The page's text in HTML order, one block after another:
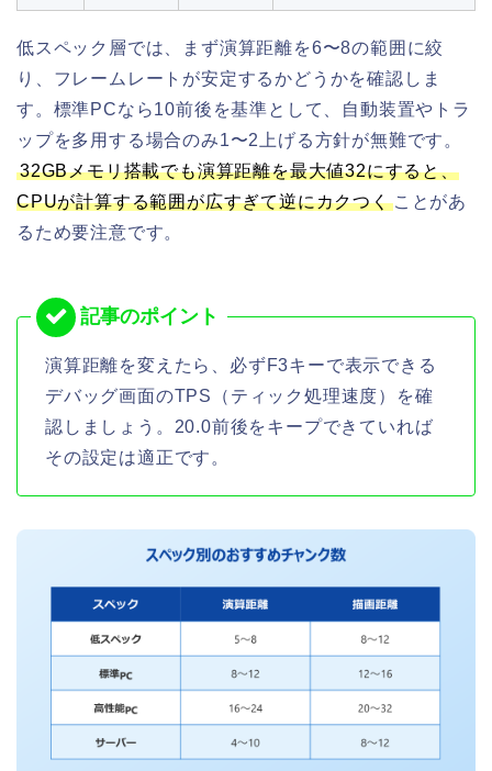
低スペック層では、まず演算距離を6〜8の範囲に絞
り、フレームレートが安定するかどうかを確認しま
す。標準PCなら10前後を基準として、自動装置やトラ
ップを多用する場合のみ1〜2上げる方針が無難です。
32GBメモリ搭載でも演算距離を最大値32にすると、
CPUが計算する範囲が広すぎて逆にカクつくことがあ
るため要注意です。
演算距離を変えたら、必ずF3キーで表示できる
デバッグ画面のTPS（ティック処理速度）を確
認しましょう。20.0前後をキープできていれば
その設定は適正です。